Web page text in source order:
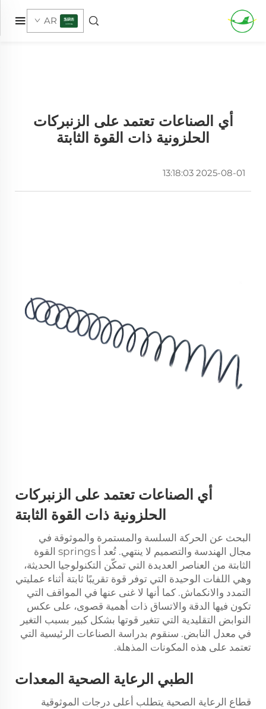
AR
أي الصناعات تعتمد على الزنبركات
الحلزونية ذات القوة الثابتة
2025-08-01 13:18:03
أي الصناعات تعتمد على الزنبركات
الحلزونية ذات القوة الثابتة
البحث عن الحركة السلسة والمستمرة والموثوقة في
مجال الهندسة والتصميم لا ينتهي. تُعد أ springs القوة
الثابتة من العناصر العديدة التي تمكّن التكنولوجيا الحديثة،
وهي اللفات الوحيدة التي توفر قوة تقريبًا ثابتة أثناء عمليتي
التمدد والانكماش. كما أنها لا غنى عنها في المواقف التي
تكون فيها الدقة والاتساق ذات أهمية قصوى، على عكس
النوابض التقليدية التي تتغير قوتها بشكل كبير بسبب التغير
في معدل النابض. سنقوم بدراسة الصناعات الرئيسية التي
تعتمد على هذه المكونات المذهلة.
الطبي الرعاية الصحية المعدات
قطاع الرعاية الصحية يتطلب أعلى درجات الموثوقية